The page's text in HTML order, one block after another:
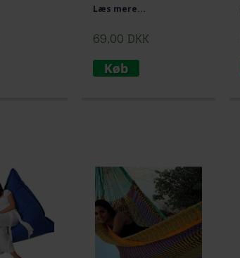
Læs mere...
69,00 DKK